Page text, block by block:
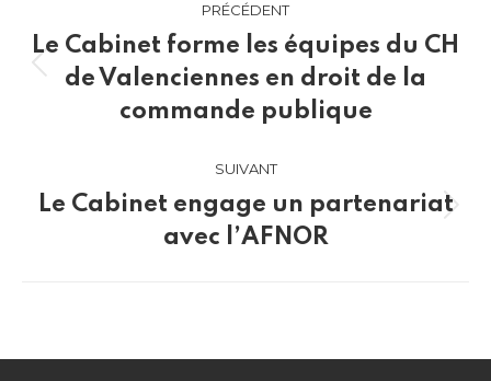
article
PRÉCÉDENT
Article
précédent
Le Cabinet forme les équipes du CH
de Valenciennes en droit de la
commande publique
SUIVANT
Article
suivant
Le Cabinet engage un partenariat
avec l’AFNOR